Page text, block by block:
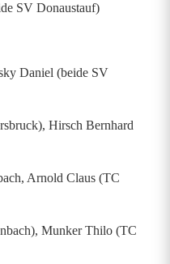
SV Donaustauf)
Daniel (beide SV
Hirsch Bernhard
Arnold Claus (TC
Munker Thilo (TC